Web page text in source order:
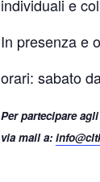
individuali e
In presenza e
orari: sabato
Per partecipare
via mail a: